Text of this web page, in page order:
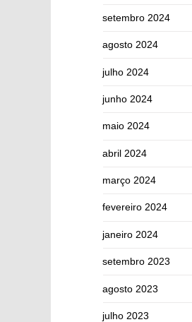
setembro 2024
agosto 2024
julho 2024
junho 2024
maio 2024
abril 2024
março 2024
fevereiro 2024
janeiro 2024
setembro 2023
agosto 2023
julho 2023